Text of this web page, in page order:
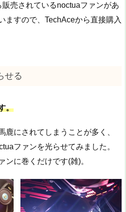
売されているnoctuaファンがあ
ますので、TechAceから直接購入
せる
。
鹿にされてしまうことが多く、
ファンを光らせてみました。
ンに巻くだけです(雑)。